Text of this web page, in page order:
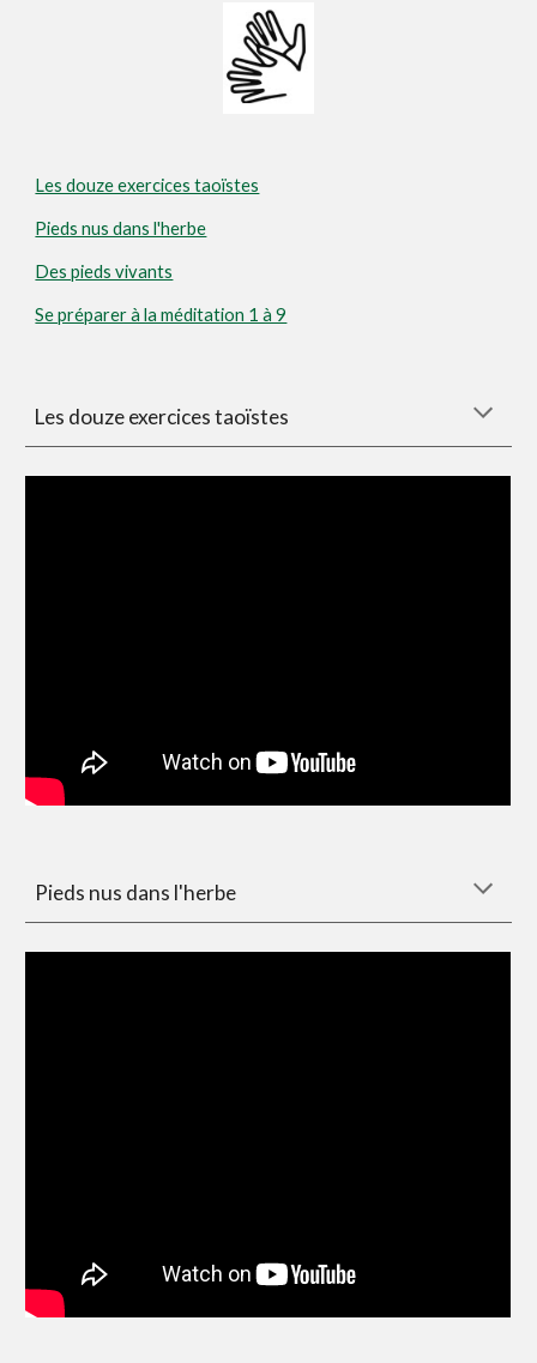
Les douze exercices taoïstes
Pieds nus dans l'herbe
Des pieds vivants
Se préparer à la méditation 1 à 9
Les douze exercices taoïstes
Pieds nus dans l'herbe